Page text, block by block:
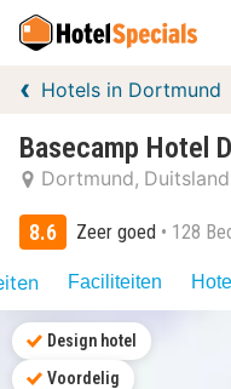
Hotels in Dortmund
Basecamp Hotel
Dortmund Duitsland
8.6 Zeer goed 128
Faciliteiten
Design hotel
Voordelig